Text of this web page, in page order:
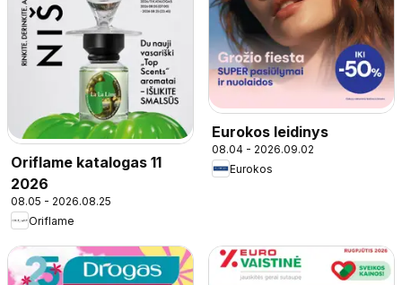
Oriflame katalogas 11
2026
08.05 - 2026.08.25
Oriflame
Eurokos leidinys
08.04 - 2026.09.02
Eurokos